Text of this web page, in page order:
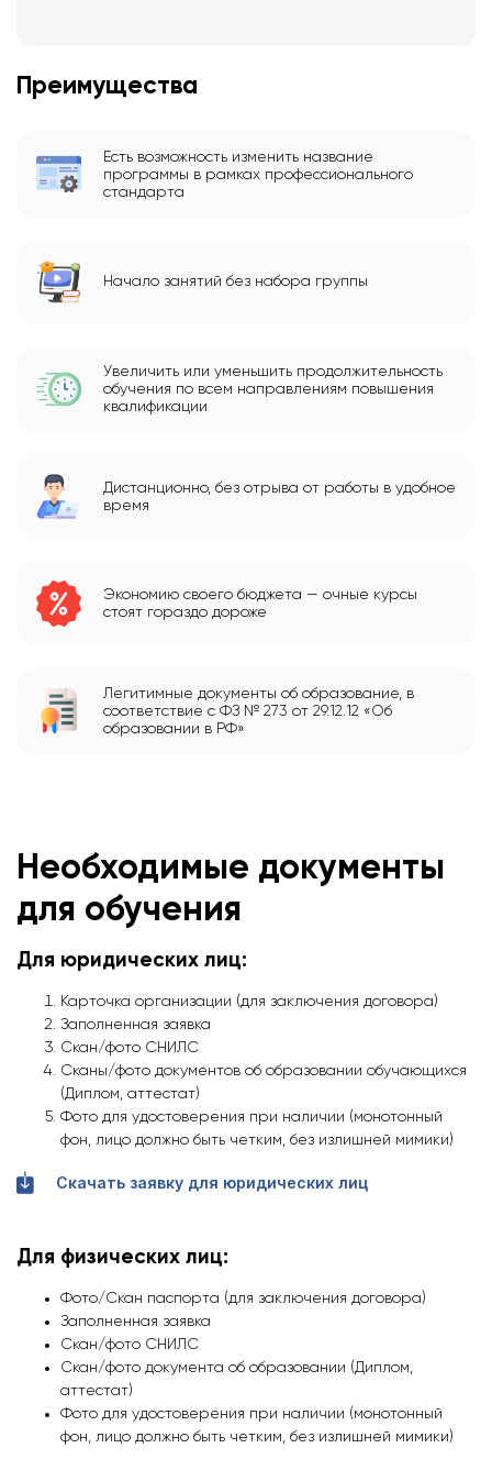
Преимущества
Есть возможность изменить название
программы в рамках профессионального
стандарта
Начало занятий без набора группы
Увеличить или уменьшить продолжительность
обучения по всем направлениям повышения
квалификации
Дистанционно, без отрыва от работы в удобное
время
Экономию своего бюджета — очные курсы
стоят гораздо дороже
Легитимные документы об образование, в
соответствие с ФЗ № 273 от 29.12.12 «Об
образовании в РФ»
Необходимые документы
для обучения
Для юридических лиц:
Карточка организации (для заключения договора)
Заполненная заявка
Скан/фото СНИЛС
Сканы/фото документов об образовании обучающихся
(Диплом, аттестат)
Фото для удостоверения при наличии (монотонный
фон, лицо должно быть четким, без излишней мимики)
Скачать заявку для юридических лиц
Для физических лиц:
Фото/Скан паспорта (для заключения договора)
Заполненная заявка
Скан/фото СНИЛС
Скан/фото документа об образовании (Диплом,
аттестат)
Фото для удостоверения при наличии (монотонный
фон, лицо должно быть четким, без излишней мимики)